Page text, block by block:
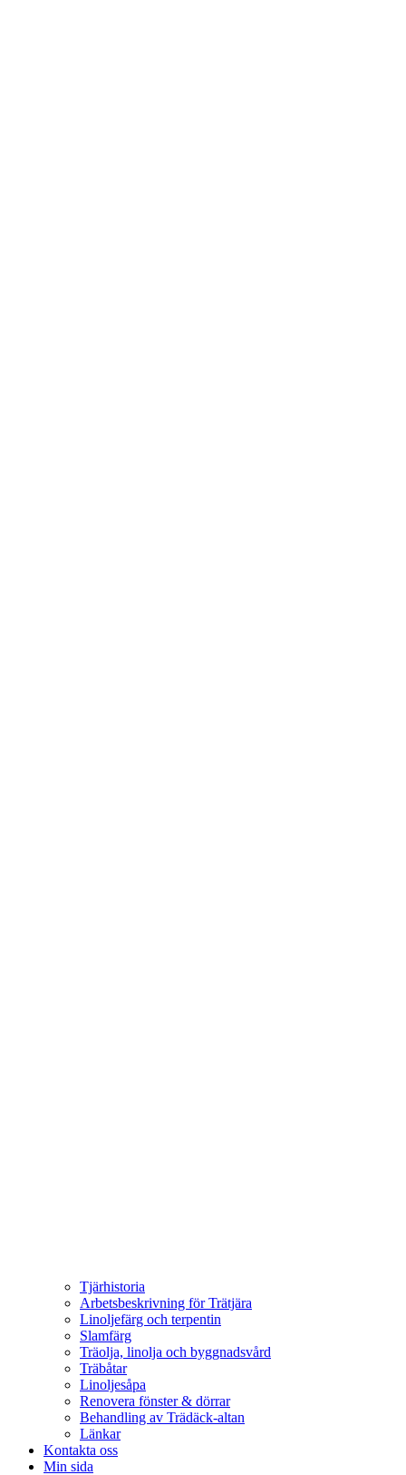
Tjärhistoria
Arbetsbeskrivning för Trätjära
Linoljefärg och terpentin
Slamfärg
Träolja, linolja och byggnadsvård
Träbåtar
Linoljesåpa
Renovera fönster & dörrar
Behandling av Trädäck-altan
Länkar
Kontakta oss
Min sida